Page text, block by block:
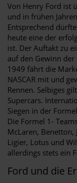
Von Henry Ford ist
und in frühen
Entsprechend
heute eine der
ist. Der Auftakt zu
auf den Gewinn der
1949 fährt die
NASCAR mit und
Rennen. Selbiges
Supercars.
Siegen in der
Die Formel 1-
McLaren,
Ligier, Lotus und
allerdings stets ein
Ford und die